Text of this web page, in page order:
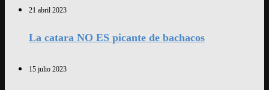
21 abril 2023
La catara NO ES picante de bachacos
15 julio 2023